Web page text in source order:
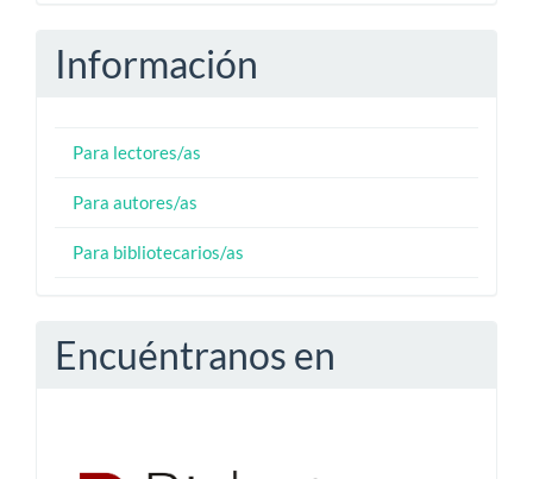
Información
Para lectores/as
Para autores/as
Para bibliotecarios/as
Encuéntranos en